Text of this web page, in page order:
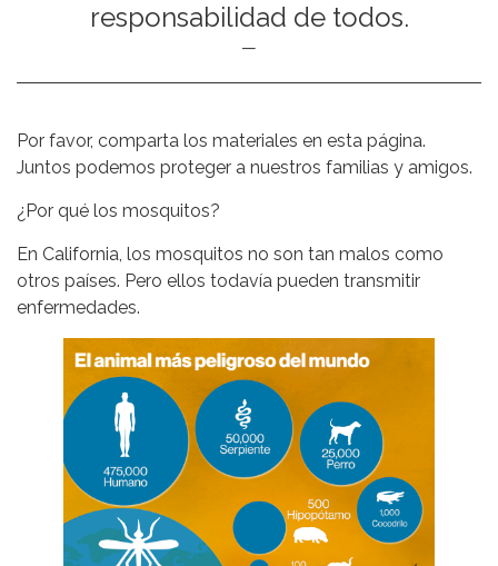
responsabilidad de todos.
Por favor, comparta los materiales en esta página.
Juntos podemos proteger a nuestros familias y amigos.
¿Por qué los mosquitos?
En California, los mosquitos no son tan malos como
otros países. Pero ellos todavía pueden transmitir
enfermedades.